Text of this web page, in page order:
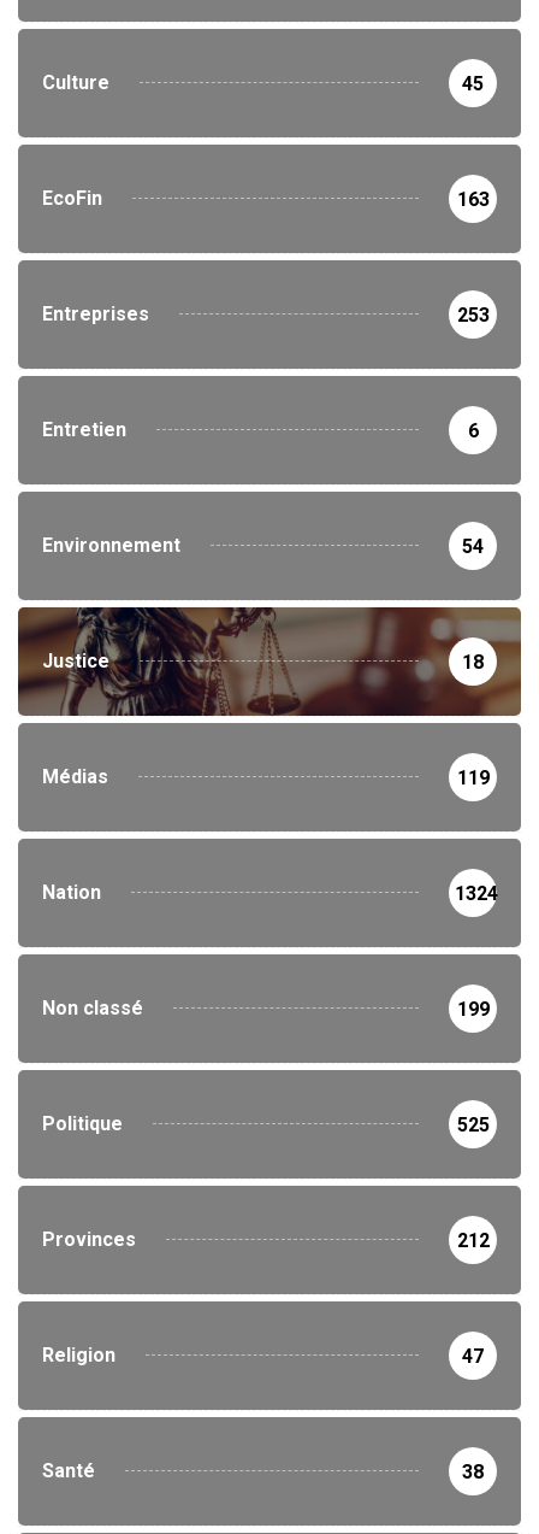
Culture 45
EcoFin 163
Entreprises 253
Entretien 6
Environnement 54
Justice 18
Médias 119
Nation 1324
Non classé 199
Politique 525
Provinces 212
Religion 47
Santé 38